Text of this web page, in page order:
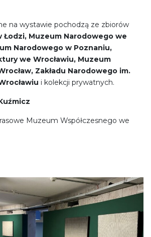
na wystawie pochodzą ze zbiorów
Łodzi, Muzeum Narodowego we
Narodowego w Poznaniu,
we Wrocławiu, Muzeum
Zakładu Narodowego im.
i kolekcji prywatnych.
Muzeum Współczesnego we